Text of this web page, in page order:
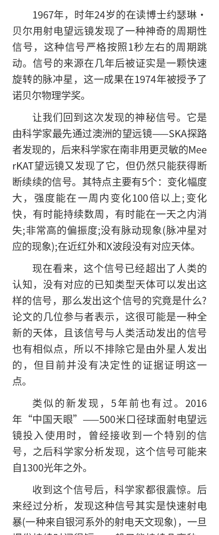
1967年，时年24岁的在读博士约瑟琳·
贝尔用射电望远镜发现了一种神奇的周期性
信号，这种信号严格按照1秒左右的周期跳
动。信号的来源在几年后被证实是一颗快速
旋转的脉冲星，这一成果在1974年被授予了
诺贝尔物理学奖。
让我们回到这次发现的神秘信号。它是
由科学家最先通过澳洲的望远镜——SKA探路
者发现的，后来科学家在南非用更灵敏的Mee
rKAT望远镜又发现了它，但仍然只能获得断
断续续的信号。其特点主要有5个：变化幅度
大，强度能在一周内变化100倍以上;变化
快，有时能持续数周，有时能在一天之内消
失;非常高的偏振度;没有脉动现象(脉冲星对
应的现象);在近红外和X波段没有对应天体。
现在看来，这个信号已经超出了人类的
认知，没有对应的已知类型天体可以发出这
样的信号，那么发出这个信号的究竟是什么?
论文的几位参与者表示，这很可能是一种全
新的天体，且该信号与人类活动发出的信号
也有相似点，所以不排除它是由外星人发出
的 ，但目前并没有决定性的证据证明这一
点。
类似的新发现，5年前也有过。2016
年“中国天眼”——500米口径球面射电望远
镜投入使用时，曾经接收到一个特别的信
号，之后科学家分析发现，这个信号可能来
自1300光年之外。
收到这个信号后，科学家都很震惊。后
来经过分析，发现这种信号其实是快速射电
暴(一种来自银河系外的射电天文现象)，一旦